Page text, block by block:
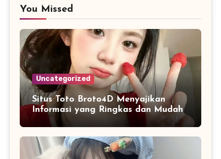
You Missed
Uncategorized
Situs Toto Broto4D Menyajikan
Informasi yang Ringkas dan Mudah
Dipahami